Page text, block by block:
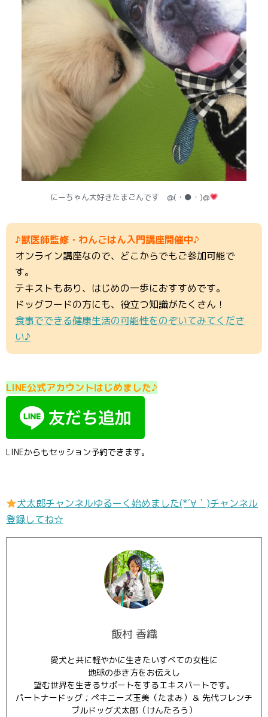
にーちゃん大好きたまごんです @(・●・)@
♪獣医師監修・わんごはん入門講座開催中♪
オンライン講座なので、どこからでもご参加可能で
す。
テキストもあり、はじめの一歩におすすめです。
ドッグフードの方にも、役立つ知識がたくさん！
食事でできる健康生活の可能性をのぞいてみてくださ
い♪
LINE公式アカウントはじめました♪
LINEからもセッション予約できます。
犬太郎チャンネルゆるーく始めました(*´∀｀)チャンネル
登録してね☆
飯村 香織
愛犬と共に軽やかに生きたいすべての女性に
地球の歩き方をお伝えし
望む世界を生きるサポートをするエキスパートです。
パートナードッグ；ペキニーズ玉美（たまみ）＆ 先代フレンチ
ブルドッグ犬太郎（けんたろう）